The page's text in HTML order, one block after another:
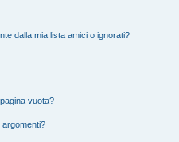
dalla mia lista amici o ignorati?
vuota?